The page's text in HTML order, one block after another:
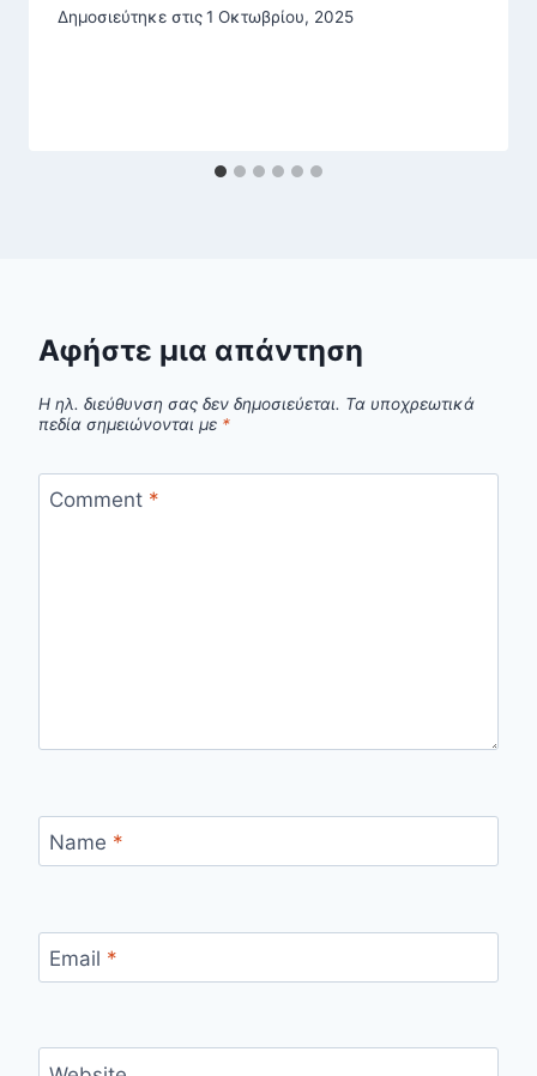
Δημοσιεύτηκε στις1 Οκτωβρίου, 2025
Αφήστε μια απάντηση
Η ηλ. διεύθυνση σας δεν δημοσιεύεται. Τα υποχρεωτικά
πεδία σημειώνονται με *
Comment *
Name *
Email *